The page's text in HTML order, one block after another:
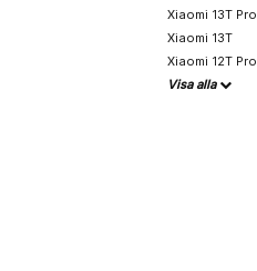
Xiaomi 13T Pro
Xiaomi 13T
Xiaomi 12T Pro
Visa alla